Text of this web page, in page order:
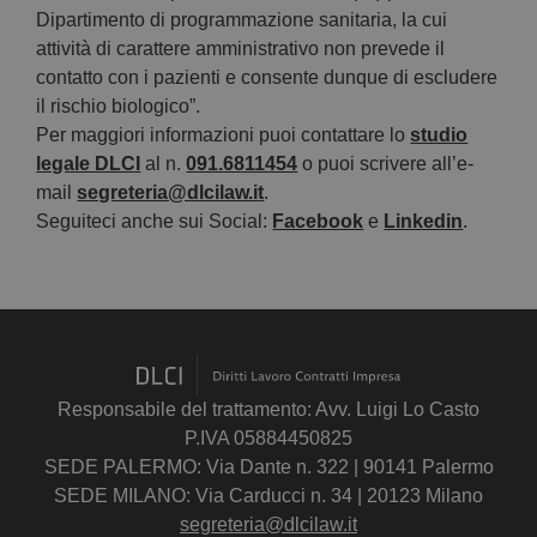
Dipartimento di programmazione sanitaria, la cui
attività di carattere amministrativo non prevede il
contatto con i pazienti e consente dunque di escludere
il rischio biologico”.
Per maggiori informazioni puoi contattare lo studio
legale DLCI al n.091.6811454 o puoi scrivere all’e-
mail segreteria@dlcilaw.it.
Seguiteci anche sui Social: Facebook e Linkedin.
Responsabile del trattamento: Avv. Luigi Lo Casto
P.IVA 05884450825
SEDE PALERMO: Via Dante n. 322 | 90141 Palermo
SEDE MILANO: Via Carducci n. 34 | 20123 Milano
segreteria@dlcilaw.it